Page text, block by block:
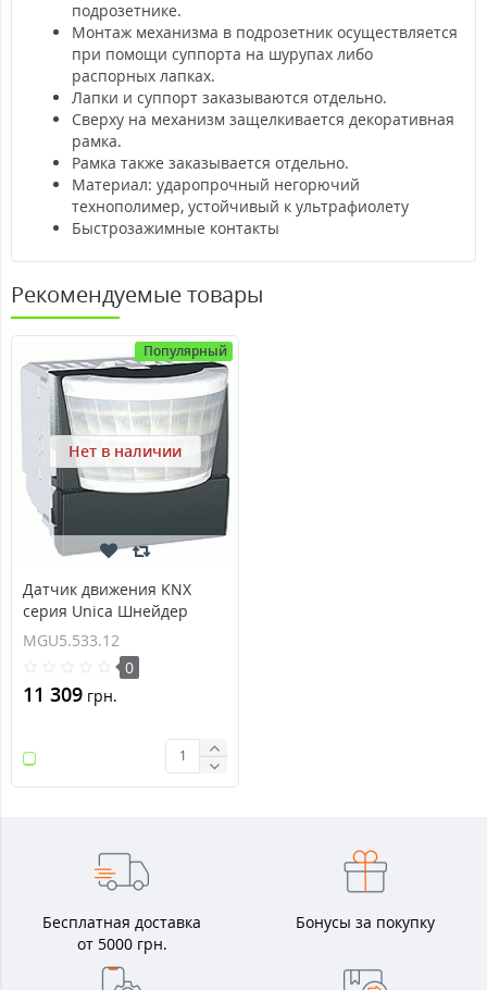
подрозетнике.
Монтаж механизма в подрозетник осуществляется
при помощи суппорта на шурупах либо
распорных лапках.
Лапки и суппорт заказываются отдельно.
Сверху на механизм защелкивается декоративная
рамка.
Рамка также заказывается отдельно.
Материал: ударопрочный негорючий
технополимер, устойчивый к ультрафиолету
Быстрозажимные контакты
Рекомендуемые товары
Популярный
Нет в наличии
Датчик движения KNX
серия Unica Шнейдер
Электрик MGU5.533.12
MGU5.533.12
0
11 309 грн.
Бесплатная доставка
от 5000 грн.
Бонусы за покупку